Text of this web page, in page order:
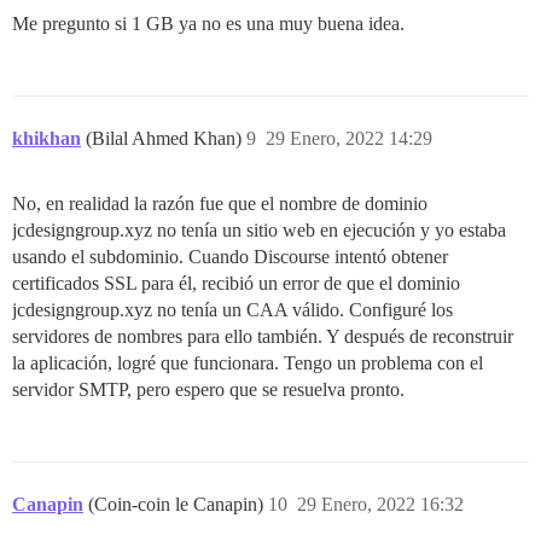
Me pregunto si 1 GB ya no es una muy buena idea.
khikhan (Bilal Ahmed Khan) 29 Enero, 2022 14:29
9
No, en realidad la razón fue que el nombre de dominio
jcdesigngroup.xyz no tenía un sitio web en ejecución y yo estaba
usando el subdominio. Cuando Discourse intentó obtener
certificados SSL para él, recibió un error de que el dominio
jcdesigngroup.xyz no tenía un CAA válido. Configuré los
servidores de nombres para ello también. Y después de reconstruir
la aplicación, logré que funcionara. Tengo un problema con el
servidor SMTP, pero espero que se resuelva pronto.
Canapin (Coin-coin le Canapin) 29 Enero, 2022 16:32
10